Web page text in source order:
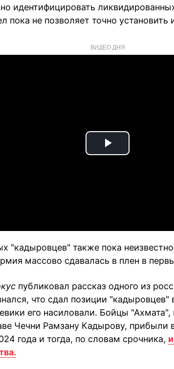
идентифицировать
пока не позволяет точно
ВИДЕО ДНЯ
Play
"кадыровцев" также пока
массово сдавалась в плен в
публиковал рассказ одного из
что сдал позиции "кадыровцев"
его насиловали. Бойцы
Чечни Рамзану Кадырову, прибыли
года и тогда, по словам срочника,